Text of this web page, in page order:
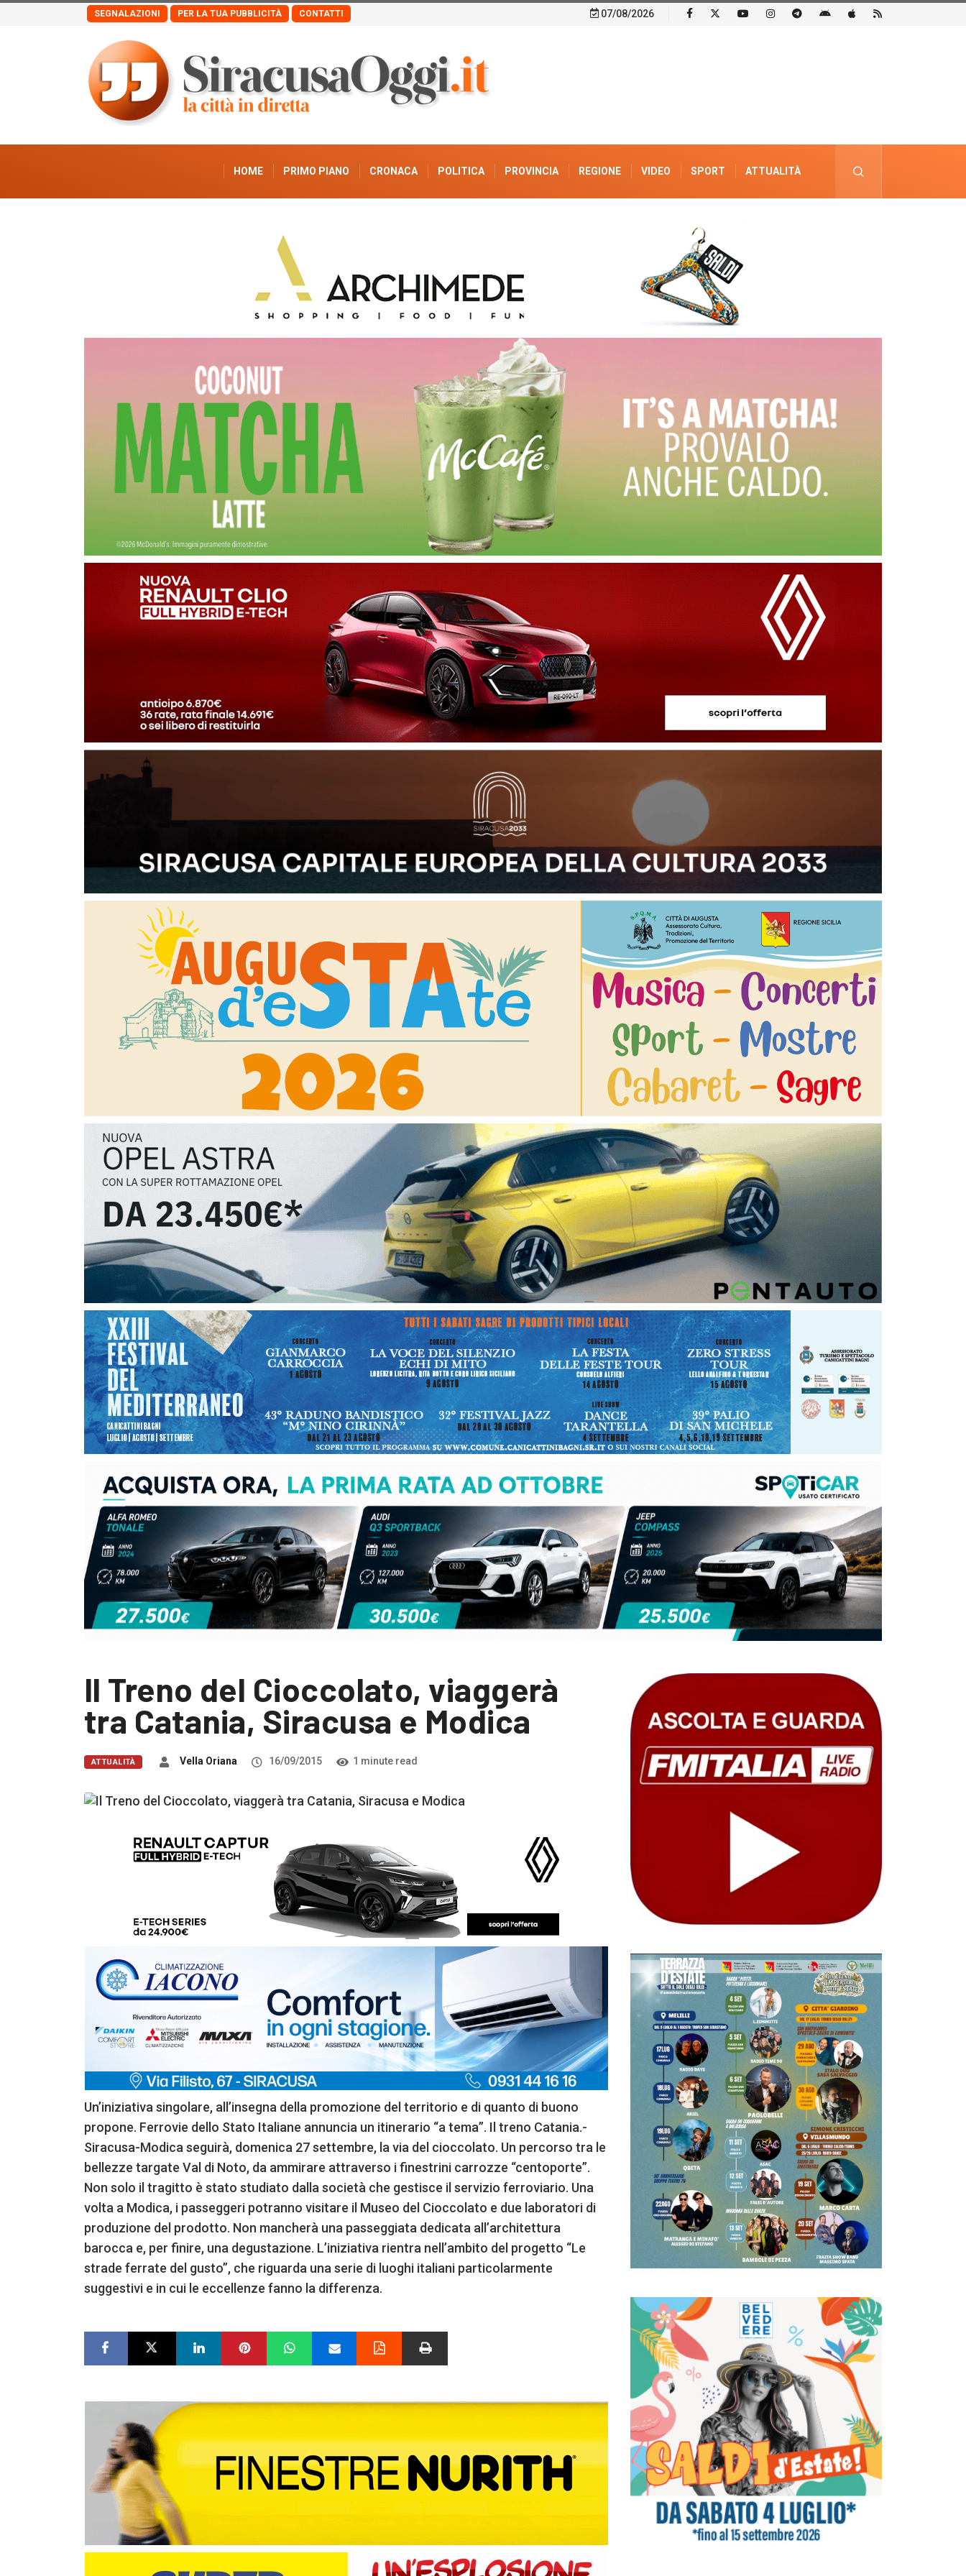
SEGNALAZIONI PER LA TUA PUBBLICITÀ CONTATTI 07/08/2026
HOME PRIMO PIANO CRONACA POLITICA PROVINCIA REGIONE VIDEO SPORT ATTUALITÀ
PUBBLICITÀ ELETTORALE
Il Treno del Cioccolato, viaggerà
tra Catania, Siracusa e Modica
ATTUALITÀ Vella Oriana 16/09/2015 1 minute read
Un’iniziativa singolare, all’insegna della promozione del territorio e di quanto di buono
propone. Ferrovie dello Stato Italiane annuncia un itinerario “a tema”. Il treno Catania.-
Siracusa-Modica seguirà, domenica 27 settembre, la via del cioccolato. Un percorso tra le
bellezze targate Val di Noto, da ammirare attraverso i finestrini carrozze “centoporte”.
Non solo il tragitto è stato studiato dalla società che gestisce il servizio ferroviario. Una
volta a Modica, i passeggeri potranno visitare il Museo del Cioccolato e due laboratori di
produzione del prodotto. Non mancherà una passeggiata dedicata all’architettura
barocca e, per finire, una degustazione. L’iniziativa rientra nell’ambito del progetto “Le
strade ferrate del gusto”, che riguarda una serie di luoghi italiani particolarmente
suggestivi e in cui le eccellenze fanno la differenza.